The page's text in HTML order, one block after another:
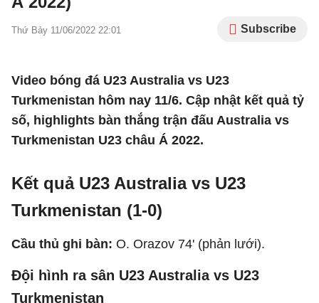
Thứ Bảy 11/06/2022 22:01 Subscribe
Video bóng đá U23 Australia vs U23
Turkmenistan hôm nay 11/6. Cập nhật kết quả tỷ
số, highlights bàn thắng trận đấu Australia vs
Turkmenistan U23 châu Á 2022.
Kết quả U23 Australia vs U23
Turkmenistan (1-0)
Cầu thủ ghi bàn: O. Orazov 74' (phản lưới).
Đội hình ra sân U23 Australia vs U23
Turkmenistan